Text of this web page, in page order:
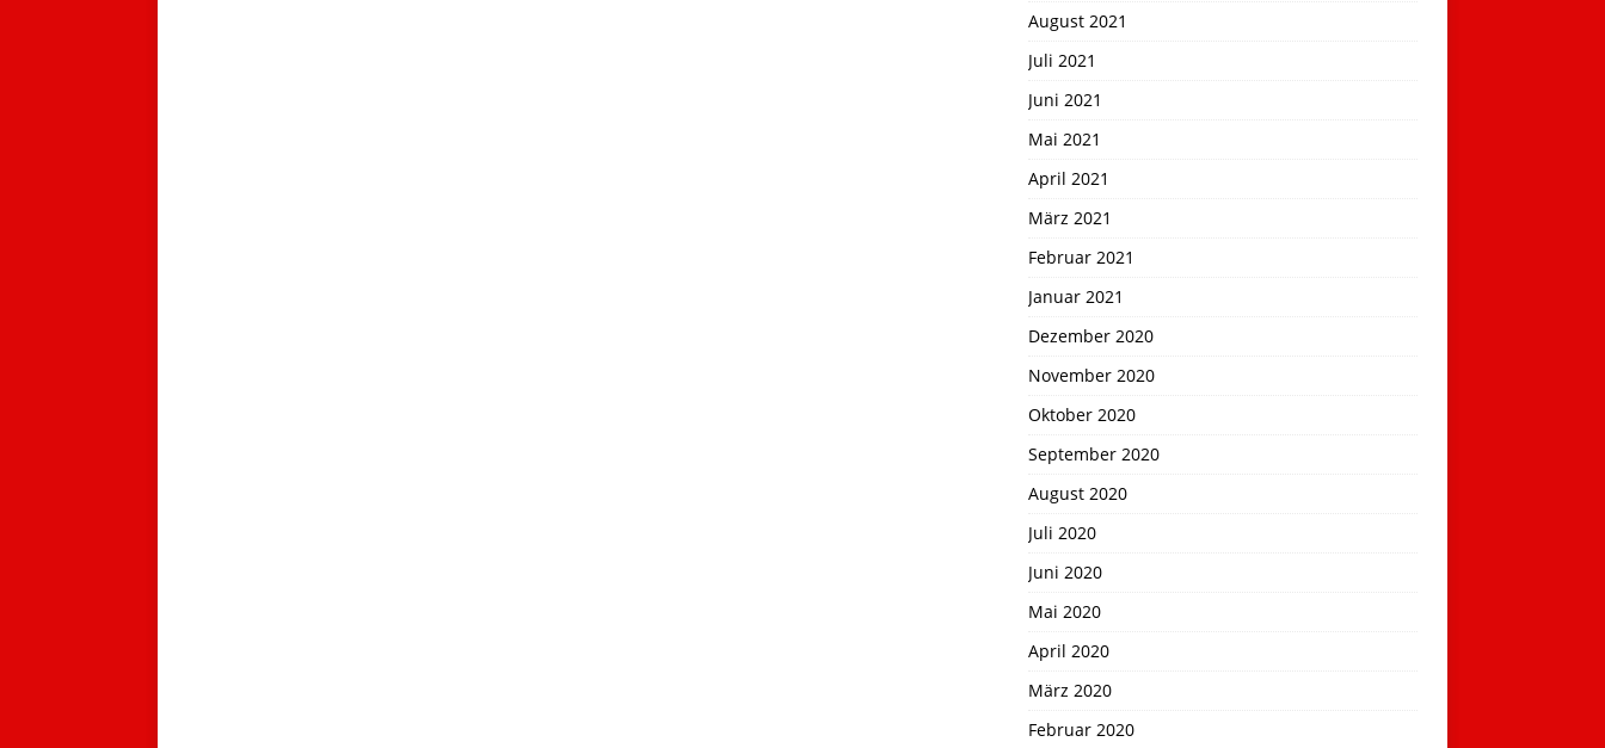
August 2021
Juli 2021
Juni 2021
Mai 2021
April 2021
März 2021
Februar 2021
Januar 2021
Dezember 2020
November 2020
Oktober 2020
September 2020
August 2020
Juli 2020
Juni 2020
Mai 2020
April 2020
März 2020
Februar 2020